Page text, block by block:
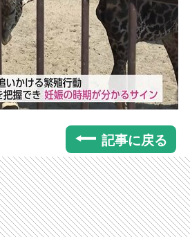
記事に戻る